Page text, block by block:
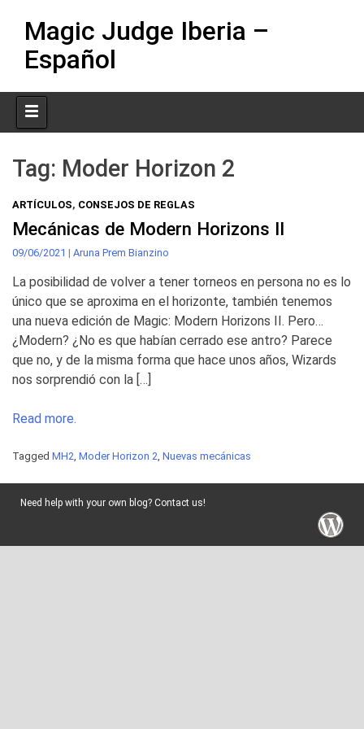
content
Magic Judge Iberia –
Español
Tag: Moder Horizon 2
ARTÍCULOS, CONSEJOS DE REGLAS
Mecánicas de Modern Horizons II
09/06/2021 | Aruna Prem Bianzino
La posibilidad de volver a tener torneos en persona no es lo
único que se aproxima en el horizonte, también tenemos
una nueva edición de Magic: Modern Horizons II. Pero…
¿Modern? ¿No es que habían cerrado ese antro? Parece
que no, y de la misma forma que hace unos años, Wizards
nos sorprendió con la […]
Read more.
Tagged MH2, Moder Horizon 2, Nuevas mecánicas
Need help with your own blog? Contact us!